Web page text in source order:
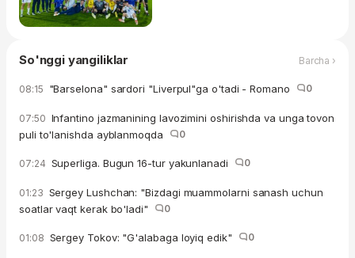
So'nggi yangiliklar Barcha ›
08:15 "Barselona" sardori "Liverpul"ga o'tadi - Romano 0
07:50 Infantino jazmanining lavozimini oshirishda va unga tovon
puli to'lanishda ayblanmoqda
0
07:24 Superliga. Bugun 16-tur yakunlanadi 0
01:23 Sergey Lushchan: "Bizdagi muammolarni sanash uchun
soatlar vaqt kerak bo'ladi"
0
01:08 Sergey Tokov: "G'alabaga loyiq edik" 0